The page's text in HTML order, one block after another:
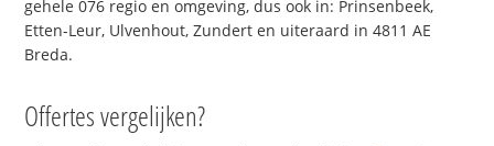
gehele 076 regio en omgeving, dus ook in: Prinsenbeek,
Etten-Leur, Ulvenhout, Zundert en uiteraard in 4811 AE
Breda.
Offertes vergelijken?